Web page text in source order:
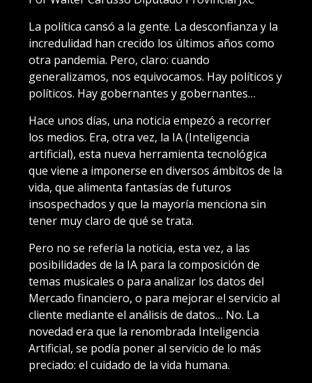
La política cansó a la gente. La desconfianza y la
incredulidad han crecido los últimos años como
otra pandemia. Pero, claro: cuando
generalizamos, nos equivocamos. Hay políticos y
políticos. Hay gobernantes y gobernantes…
Hace unos días, una noticia empezó a recorrer
los medios. Era, otra vez, la IA (Inteligencia
artificial), esta nueva herramienta tecnológica
que viene a imponerse en diversos ámbitos de la
vida, que alimenta fantasías de futuros
insospechados y que la mayoría menciona sin
tener muy claro de qué se trata.
Pero no se refería la noticia, esta vez, a las
posibilidades de la IA para la composición de
temas musicales o para analizar los datos del
Mercado financiero, o para mejorar el servicio al
cliente mediante el análisis de datos… No. La
novedad era que la renombrada Inteligencia
Artificial, se podía poner al servicio de lo más
preciado: el cuidado de la vida humana.